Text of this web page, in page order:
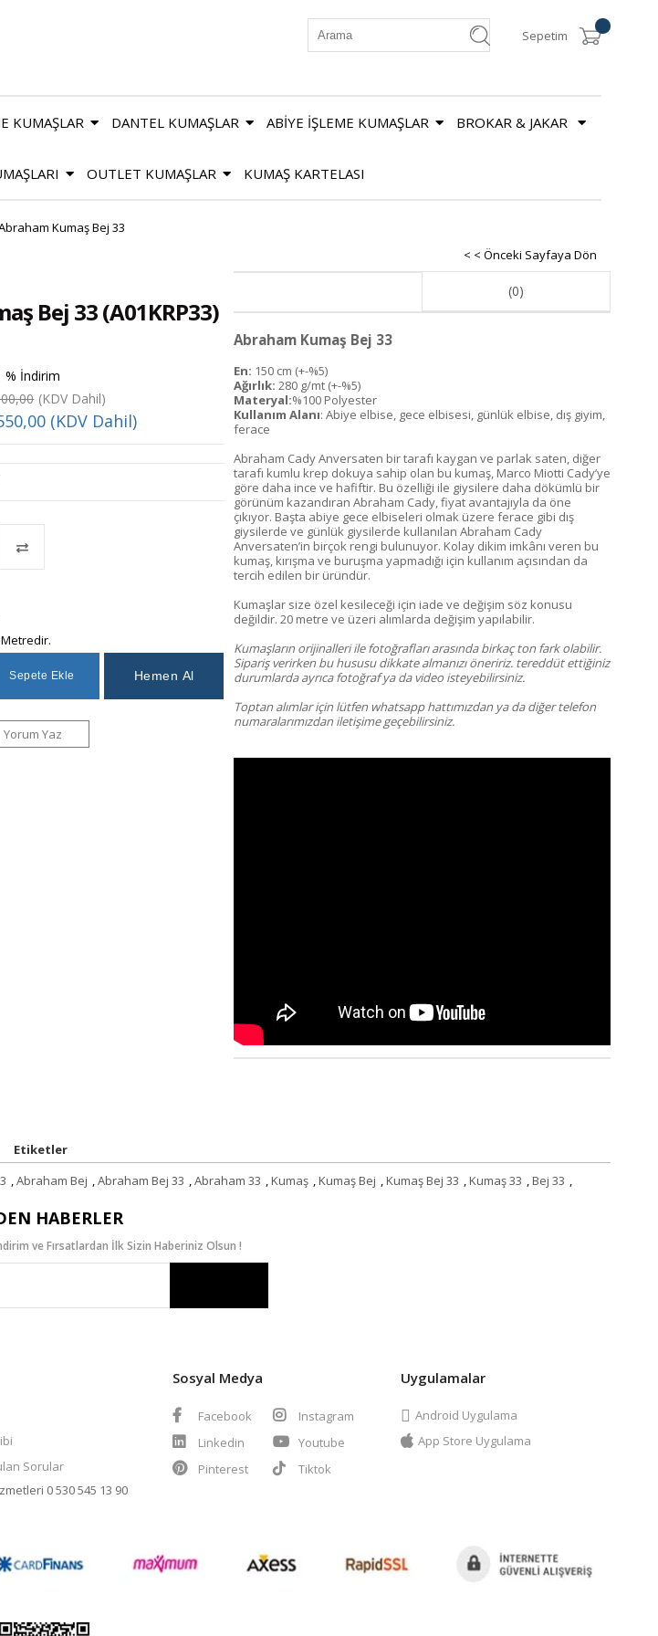
Sepetim
KUMAŞLAR DANTEL KUMAŞLAR ABİYE İŞLEME KUMAŞLAR BROKAR & JAKAR
OUTLET KUMAŞLAR KUMAŞ KARTELASI
Kumaş Bej 33
< < Önceki Sayfaya Dön
Bej 33(A01KRP33)
% İndirim
(KDV Dahil)
(KDV Dahil)
Yorum Yaz
(0)
Abraham Kumaş Bej 33
En: 150 cm (+-%5)
Ağırlık: 280 g/mt (+-%5)
Materyal:%100 Polyester
Kullanım Alanı: Abiye elbise, gece elbisesi, günlük elbise, dış giyim,
ferace
Abraham Cady Anversaten bir tarafı kaygan ve parlak saten, diğer
tarafı kumlu krep dokuya sahip olan bu kumaş, Marco Miotti Cady’ye
göre daha ince ve hafiftir. Bu özelliği ile giysilere daha dökümlü bir
görünüm kazandıran Abraham Cady, fiyat avantajıyla da öne
çıkıyor. Başta abiye gece elbiseleri olmak üzere ferace gibi dış
giysilerde ve günlük giysilerde kullanılan Abraham Cady
Anversaten’in birçok rengi bulunuyor. Kolay dikim imkânı veren bu
kumaş, kırışma ve buruşma yapmadığı için kullanım açısından da
tercih edilen bir üründür.
Kumaşlar size özel kesileceği için iade ve değişim söz konusu
değildir. 20 metre ve üzeri alımlarda değişim yapılabilir.
Kumaşların orijinalleri ile fotoğrafları arasında birkaç ton fark olabilir.
Sipariş verirken bu hususu dikkate almanızı öneririz. tereddüt ettiğiniz
durumlarda ayrıca fotoğraf ya da video isteyebilirsiniz.
Toptan alımlar için lütfen whatsapp hattımızdan ya da diğer telefon
numaralarımızdan iletişime geçebilirsiniz.
Etiketler
,Abraham Bej ,Abraham Bej 33 ,Abraham 33 ,Kumaş ,Kumaş Bej ,Kumaş Bej 33 ,Kumaş 33 ,Bej 33 ,
HABERLER
ve Fırsatlardan İlk Sizin Haberiniz Olsun !
Sorular
0 530 545 13 90
Sosyal Medya
Facebook
Instagram
Linkedin
Youtube
Pinterest
Tiktok
Uygulamalar
Android Uygulama
App Store Uygulama